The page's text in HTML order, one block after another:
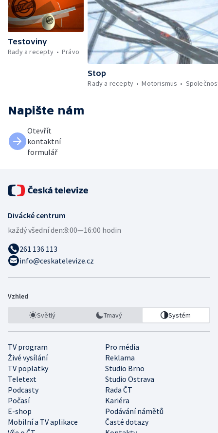
Testoviny
Rady a recepty
Právo
Stop
Rady a recepty
Motorismus
Napište nám
Otevřít
kontaktní
formulář
Divácké centrum
každý všední den:8:00—16:00 hodin
261 136 113
info@ceskatelevize.cz
Vzhled
Světlý Tmavý Systém
TV program
Pro média
Živé vysílání
Reklama
TV poplatky
Studio Brno
Teletext
Studio Ostrava
Podcasty
Rada ČT
Počasí
Kariéra
E-shop
Podávání námětů
Mobilní a TV aplikace
Časté dotazy